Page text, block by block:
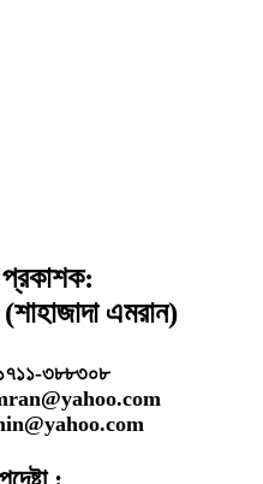
এমরান)
৩৮৮৩০৮